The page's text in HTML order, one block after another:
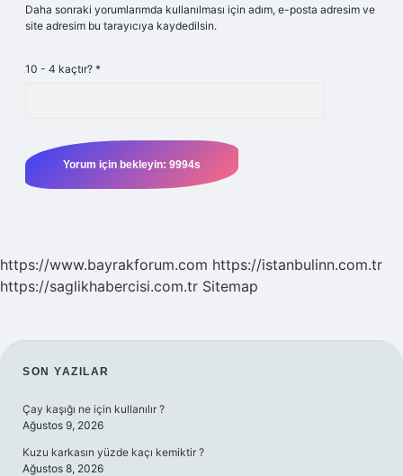
Daha sonraki yorumlarımda kullanılması için adım, e-posta adresim ve
site adresim bu tarayıcıya kaydedilsin.
10 - 4 kaçtır? *
https://www.bayrakforum.com https://istanbulinn.com.tr
https://saglikhabercisi.com.tr Sitemap
SIDEBAR
SON YAZILAR
Çay kaşığı ne için kullanılır ?
Ağustos 9, 2026
Kuzu karkasın yüzde kaçı kemiktir ?
Ağustos 8, 2026